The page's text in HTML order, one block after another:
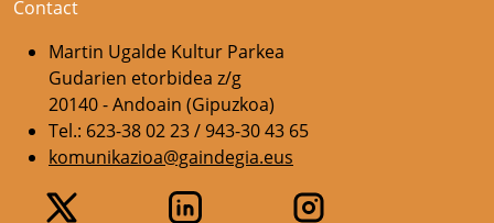
Contact
Martin Ugalde Kultur Parkea
Gudarien etorbidea z/g
20140 - Andoain (Gipuzkoa)
Tel.: 623-38 02 23 / 943-30 43 65
komunikazioa@gaindegia.eus